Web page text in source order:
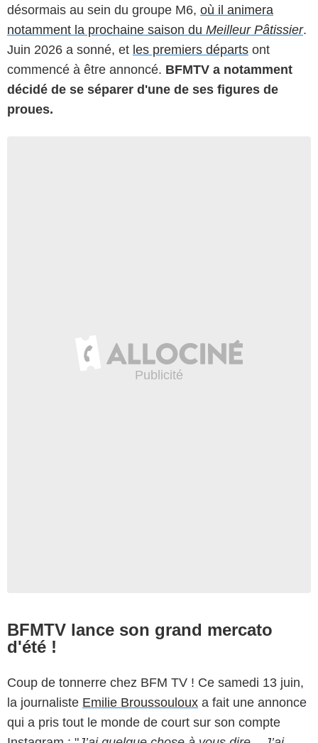
désormais au sein du groupe M6, où il animera
notamment la prochaine saison du Meilleur Pâtissier.
Juin 2026 a sonné, et les premiers départs ont
commencé à être annoncé. BFMTV a notamment
décidé de se séparer d'une de ses figures de
proues.
BFMTV lance son grand mercato
d'été !
Coup de tonnerre chez BFM TV ! Ce samedi 13 juin,
la journaliste Emilie Broussouloux a fait une annonce
qui a pris tout le monde de court sur son compte